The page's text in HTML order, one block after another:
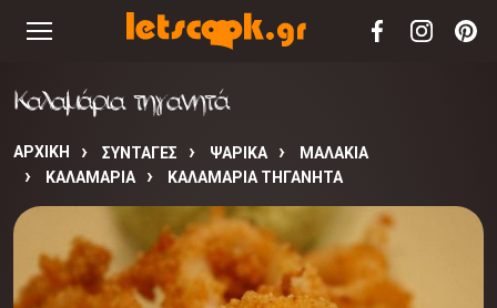
Καλαμάρια τηγανητά
ΑΡΧΙΚΉ ΣΥΝΤΑΓΈΣ ΨΑΡΙΚΑ
ΜΑΛΑΚΙΑ
ΚΑΛΑΜΑΡΙΑ
ΚΑΛΑΜΆΡΙΑ ΤΗΓΑΝΗΤΆ